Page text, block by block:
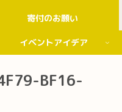
寄付のお願い
イベントアイデア
BF16-